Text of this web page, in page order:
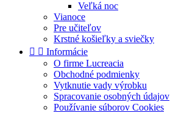
Veľká noc
Vianoce
Pre učiteľov
Krstné košieľky a sviečky
  Informácie
O firme Lucreacia
Obchodné podmienky
Vytknutie vady výrobku
Spracovanie osobných údajov
Používanie súborov Cookies